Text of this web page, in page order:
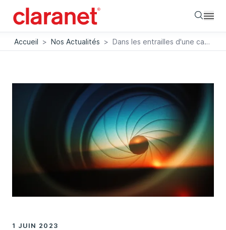
Accueil > Nos Actualités > Dans les entrailles d'une caméra connectée TP-Link (1/4)
1 JUIN 2023